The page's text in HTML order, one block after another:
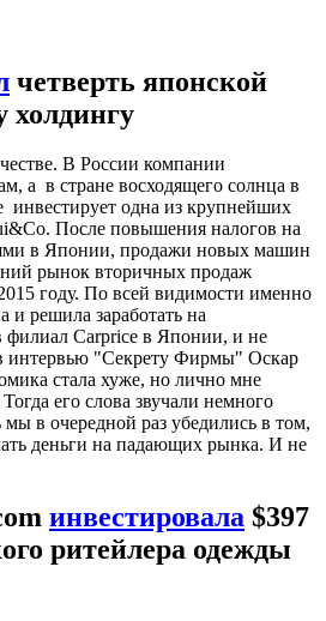
четверть японской
холдингу
В России компании
а в стране восходящего солнца в
инвестирует одна из крупнейших
После повышения налогов на
в Японии, продажи новых машин
рынок вторичных продаж
году. По всей видимости именно
и решила заработать на
филиал Carprice в Японии, и не
интервью "Секрету Фирмы" Оскар
стала хуже, но лично мне
его слова звучали немного
мы в очередной раз убедились в том,
деньги на падающих рынка. И не
инвестировала $397
ритейлера одежды